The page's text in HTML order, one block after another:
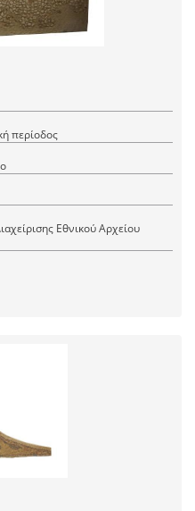
περίοδος
Εθνικού Αρχείου